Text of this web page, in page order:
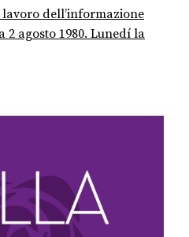
dell’informazione
2 agosto 1980. Lunedí la